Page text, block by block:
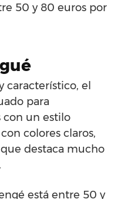
50 y 80 euros por
característico, el
para
con un estilo
colores claros,
destaca mucho
está entre 50 y